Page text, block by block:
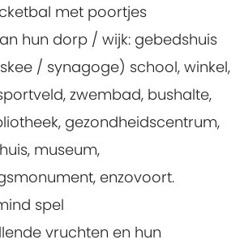
met poortjes
hun dorp / wijk: gebedshuis
/ synagoge) school, winkel,
zwembad, bushalte,
gezondheidscentrum,
museum,
enzovoort.
spel
vruchten en hun